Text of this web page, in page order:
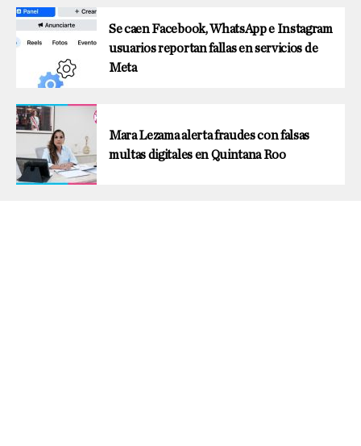
Se caen Facebook, WhatsApp e Instagram
usuarios reportan fallas en servicios de
Meta
Mara Lezama alerta fraudes con falsas
multas digitales en Quintana Roo